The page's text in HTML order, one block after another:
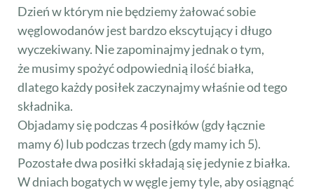
Dzień w którym nie będziemy żałować sobie
węglowodanów jest bardzo ekscytujący i długo
wyczekiwany. Nie zapominajmy jednak o tym,
że musimy spożyć odpowiednią ilość białka,
dlatego każdy posiłek zaczynajmy właśnie od tego
składnika.
Objadamy się podczas 4 posiłków (gdy łącznie
mamy 6) lub podczas trzech (gdy mamy ich 5).
Pozostałe dwa posiłki składają się jedynie z białka.
W dniach bogatych w węgle jemy tyle, aby osiągnąć